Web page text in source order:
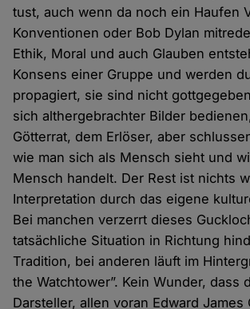
tust, auch wenn da noch ein Haufen
Konventionen oder Bob Dylan
Ethik, Moral und auch Glauben
Konsens einer Gruppe und werden
propagiert, sie sind nicht
sich althergebrachter Bilder
Götterrat, dem Erlöser, aber
wie man sich als Mensch sieht und
Mensch handelt. Der Rest ist nichts
Interpretation durch das eigene
Bei manchen verzerrt dieses
tatsächliche Situation in Richtung
Tradition, bei anderen läuft im
the Watchtower”. Kein Wunder, dass
Darsteller, allen voran Edward